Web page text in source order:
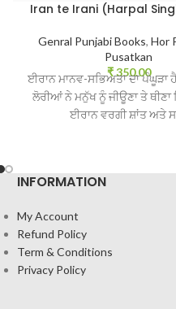
Iran te Irani (Harpal
Genral Punjabi Books, Hor
Pusatkan
₹350.00
ਈਰਾਨ ਮਾਨਵ-ਸਭਿਅਤਾ ਦਾ
ਲੋਰੀਆਂ ਨੇ ਮਨੁੱਖ ਨੂੰ ਜੀਊਣਾ ਤੇ
ਈਰਾਨ ਵਰਗੀ ਸ਼ਾਂਤ ਅਤੇ
INFORMATION
My Account
Refund Policy
Term & Conditions
Privacy Policy